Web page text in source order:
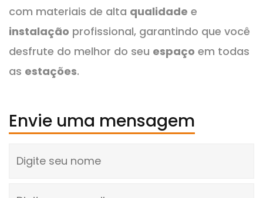
com materiais de alta qualidade e
instalação profissional, garantindo que você
desfrute do melhor do seu espaço em todas
as estações.
Envie uma mensagem